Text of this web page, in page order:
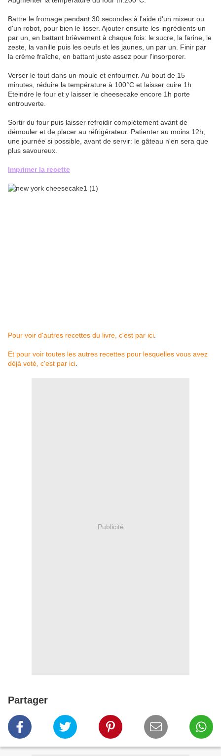
Battre le fromage pendant 30 secondes à l'aide d'un mixeur ou
d'un robot, pour bien le lisser. Ajouter ensuite les ingrédients un
par un, en battant brièvement à chaque fois: le sucre, la farine, le
zeste, la vanille puis les oeufs et les jaunes, un par un. Finir par
la crème fraîche, en battant juste assez pour l'insorporer.
Verser le tout dans un moule et enfourner. Au bout de 15
minutes, réduire la température à 100°C et laisser cuire 1h
Eteindre le four et y laisser le cheesecake encore 1h porte
entrouverte.
Sortir du four puis laisser refroidir complètement avant de
démouler et de placer au réfrigérateur. Patienter au moins 12h,
une journée si possible, avant de servir: le gâteau n'en sera que
plus savoureux.
Imprimer la recette
Pour voir d'autres recettes du livre, c'est par ici
Et pour voir toutes les autres recettes pour lesquelles vous avez
déjà voté, c'est par ici
Publicité
Partager